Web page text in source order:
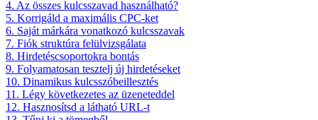
4. Az összes kulcsszavad használható?
5. Korrigáld a maximális CPC-ket
6. Saját márkára vonatkozó kulcsszavak
7. Fiók struktúra felülvizsgálata
8. Hirdetéscsoportokra bontás
9. Folyamatosan tesztelj új hirdetéseket
10. Dinamikus kulcsszóbeillesztés
11. Légy következetes az üzeneteddel
12. Hasznosítsd a látható URL-t